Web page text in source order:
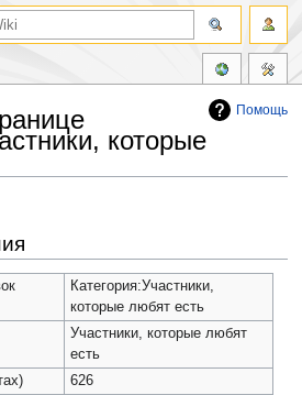
Помощь
которые
Категория:Участники,
которые любят есть
Участники, которые любят
есть
626